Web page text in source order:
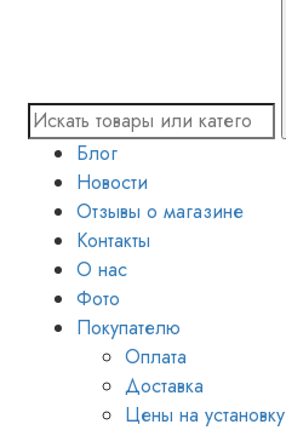
Блог
Новости
Отзывы о магазине
Контакты
О нас
Фото
Покупателю
Оплата
Доставка
Цены на установку